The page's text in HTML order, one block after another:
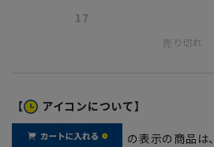
17
売り切れ
【 アイコンについて】
の表示の商品は、